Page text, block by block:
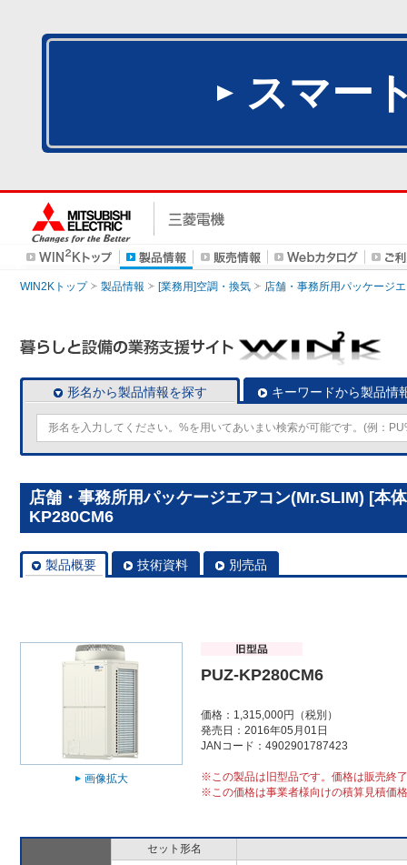
スマー
WIN2Kトップ 製品情報 [業務用]空調・換気 店舗・事務所用パッケージ
形名から製品情報を探す キーワードから製品情
店舗・事務所用パッケージエアコン(Mr.SLIM) [本
KP280CM6
製品概要 技術資料 別売品
画像拡大
PUZ-KP280CM6
価格：1,315,000円（税別）
発売日：2016年05月01日
JANコード：4902901787423
※この製品は旧型品です。価格は販売終
※この価格は事業者様向けの積算見積価
セット形名